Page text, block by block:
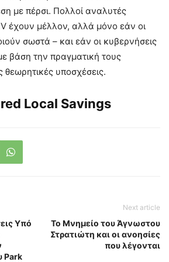
με πέρσι. Πολλοί αναλυτές
έχουν μέλλον, αλλά μόνο εάν οι
σωστά – και εάν οι κυβερνήσεις
βάση την πραγματική τους
θεωρητικές υποσχέσεις.
Local Savings
Υπό
Park
Next article
Το Μνημείο του Άγνωστου
Στρατιώτη και οι ανοησίες
που λέγονται